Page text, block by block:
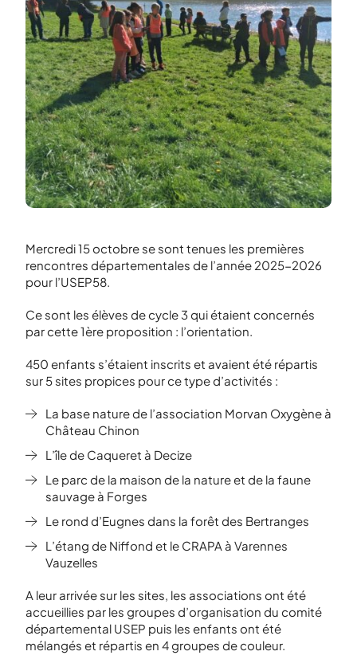
Mercredi 15 octobre se sont tenues les premières
rencontres départementales de l’année 2025-2026
pour l’USEP58.
Ce sont les élèves de cycle 3 qui étaient concernés
par cette 1ère proposition : l’orientation.
450 enfants s’étaient inscrits et avaient été répartis
sur 5 sites propices pour ce type d’activités :
La base nature de l’association Morvan Oxygène à
Château Chinon
L’île de Caqueret à Decize
Le parc de la maison de la nature et de la faune
sauvage à Forges
Le rond d’Eugnes dans la forêt des Bertranges
L’étang de Niffond et le CRAPA à Varennes
Vauzelles
A leur arrivée sur les sites, les associations ont été
accueillies par les groupes d’organisation du comité
départemental USEP puis les enfants ont été
mélangés et répartis en 4 groupes de couleur.